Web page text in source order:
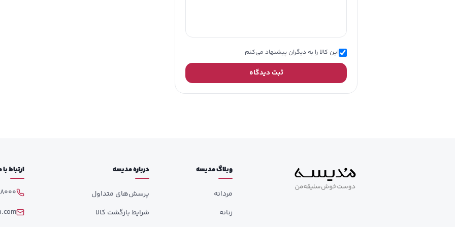
این کالا را به دیگران پیشنهاد می‌کنم
ثبت دیدگاه
وبلاگ مدیسه
مردانه
زنانه
درباره مدیسه
پرسش‌های متداول
شرایط بازگشت کالا
ارتباط